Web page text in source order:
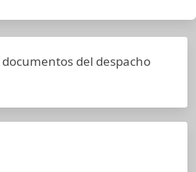
del despacho